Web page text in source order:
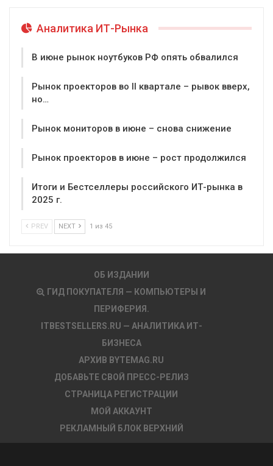
Аналитика ИТ-Рынка
В июне рынок ноутбуков РФ опять обвалился
Рынок проекторов во II квартале – рывок вверх,
но…
Рынок мониторов в июне – снова снижение
Рынок проекторов в июне – рост продолжился
Итоги и Бестселлеры российского ИТ-рынка в
2025 г.
PREV NEXT 1 из 45
ОБ ИЗДАНИИ
ГИД ПОКУПАТЕЛЯ — КОМПЬЮТЕРЫ И
ПЕРИФЕРИЯ.
ITBESTSELLERS.RU — АНАЛИТИКА ИТ-
БИЗНЕСА
АРХИВ BYTEMAG.RU
ДОБАВЬТЕ СВОЙ ПРЕСС-РЕЛИЗ
СТРАНИЦА РЕГИСТРАЦИИ
МОЙ АККАУНТ
РЕКЛАМНЫЙ БЛОК ВЕРХНИЙ